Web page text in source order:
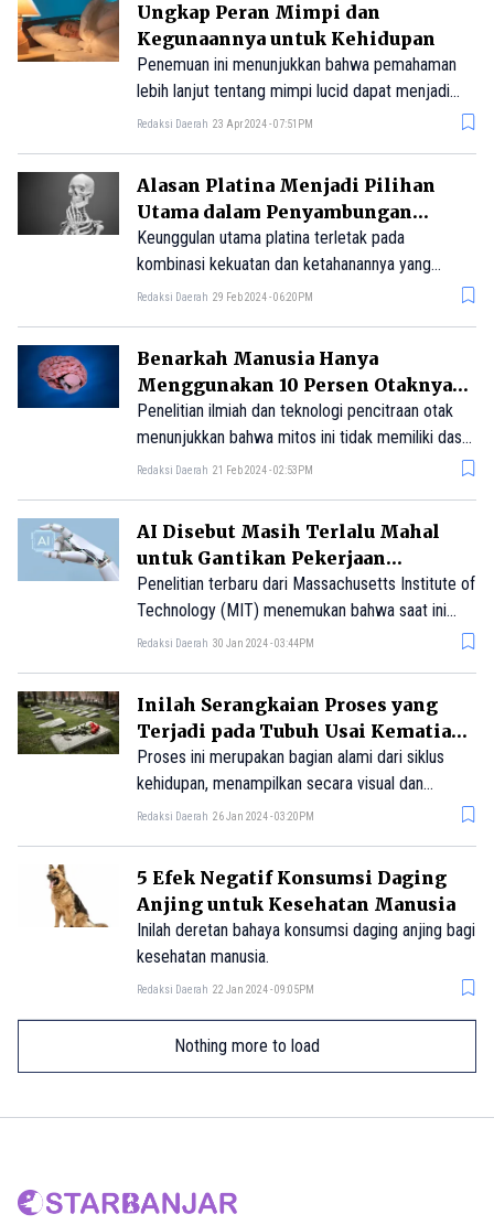
Ungkap Peran Mimpi dan
Kegunaannya untuk Kehidupan
Penemuan ini menunjukkan bahwa pemahaman
lebih lanjut tentang mimpi lucid dapat menjadi
alat yang berguna dalam memahami fungsi dan
Redaksi Daerah 23 Apr 2024 - 07:51PM
Alasan Platina Menjadi Pilihan
Utama dalam Penyambungan
Tulang Manusia
Keunggulan utama platina terletak pada
kombinasi kekuatan dan ketahanannya yang
tinggi. Sebagai logam yang sangat kuat dan tahan
tulang memperoleh kesembuhan yang optimal.
Redaksi Daerah 29 Feb 2024 - 06:20PM
Benarkah Manusia Hanya
Menggunakan 10 Persen Otaknya?
Simak Penjelasannya di Sini
Penelitian ilmiah dan teknologi pencitraan otak
menunjukkan bahwa mitos ini tidak memiliki dasar
ilmiah, sehingga dapat digolongkan sebagai
Redaksi Daerah 21 Feb 2024 - 02:53PM
AI Disebut Masih Terlalu Mahal
untuk Gantikan Pekerjaan
Manusia, Kabar Baik?
Penelitian terbaru dari Massachusetts Institute of
Technology (MIT) menemukan bahwa saat ini
kecerdasan buatan (AI) masih terlalu mahal untuk
Redaksi Daerah 30 Jan 2024 - 03:44PM
Inilah Serangkaian Proses yang
Terjadi pada Tubuh Usai Kematian
Manusia
Proses ini merupakan bagian alami dari siklus
kehidupan, menampilkan secara visual dan
biologis perjalanan menuju keadaan tanpa
Redaksi Daerah 26 Jan 2024 - 03:20PM
5 Efek Negatif Konsumsi Daging
Anjing untuk Kesehatan Manusia
Inilah deretan bahaya konsumsi daging anjing bagi
kesehatan manusia.
Redaksi Daerah 22 Jan 2024 - 09:05PM
Nothing more to load